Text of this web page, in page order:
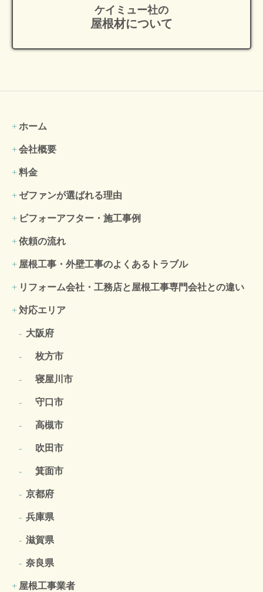
ケイミュー社の
屋根材について
ホーム
会社概要
料金
ゼファンが選ばれる理由
ビフォーアフター・施工事例
依頼の流れ
屋根工事・外壁工事のよくある トラブル
リフォーム会社・工務店と屋根工事専門会社との違い
対応エリア
大阪府
枚方市
寝屋川市
守口市
高槻市
吹田市
箕面市
京都府
兵庫県
滋賀県
奈良県
屋根工事業者